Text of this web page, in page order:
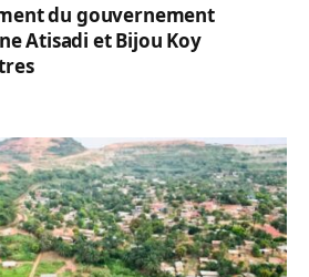
du gouvernement
Atisadi et Bijou Koy